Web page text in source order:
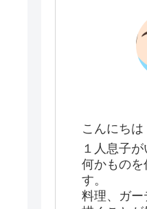
こんにちは
１人息子
何かもの
す。
料理、ガー